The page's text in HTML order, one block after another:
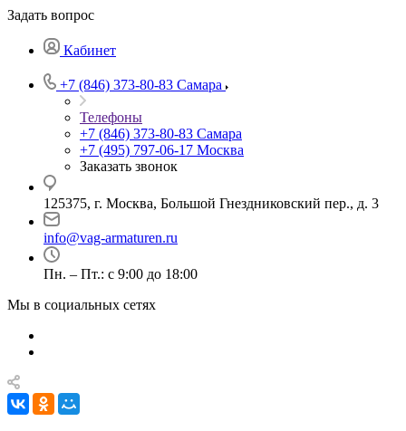
Задать вопрос
Кабинет
+7 (846) 373-80-83 Самара
Телефоны
+7 (846) 373-80-83 Самара
+7 (495) 797-06-17 Москва
Заказать звонок
125375, г. Москва, Большой Гнездниковский пер., д. 3
info@vag-armaturen.ru
Пн. – Пт.: с 9:00 до 18:00
Мы в социальных сетях